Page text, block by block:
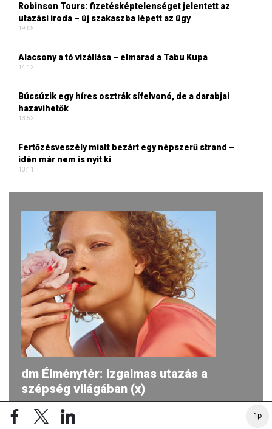
1p
Robinson Tours: fizetésképtelenséget jelentett az
utazási iroda – új szakaszba lépett az ügy
19:05
Alacsony a tó vizállása – elmarad a Tabu Kupa
14:12
Búcsúzik egy híres osztrák sífelvonó, de a darabjai
hazavihetők
13:52
Fertőzésveszély miatt bezárt egy népszerű strand –
idén már nem is nyit ki
13:11
dm Élménytér: izgalmas utazás a
szépség világában (x)
2026-ban ismét egy egyedülálló utazásra hívja a dm a